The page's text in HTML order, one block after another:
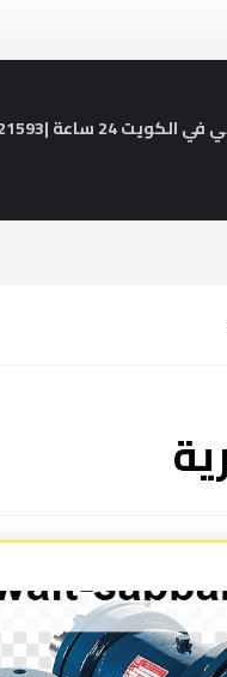
24 ساعة |55521593